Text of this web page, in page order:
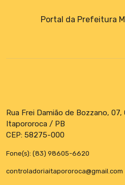
Portal da Prefeitura
Rua Frei Damião de Bozzano,
Itapororoca / PB
CEP: 58275-000
Fone(s): (83) 98605-6620
controladoriaitapororoca@gmail.com